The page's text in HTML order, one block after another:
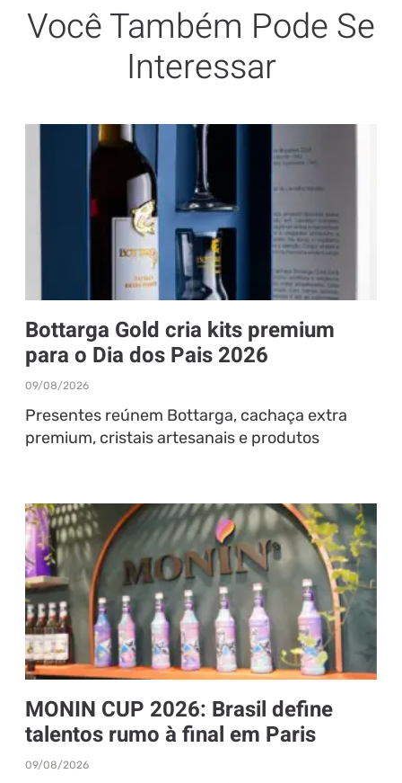
Você Também Pode Se
Interessar
Bottarga Gold cria kits premium
para o Dia dos Pais 2026
09/08/2026
Presentes reúnem Bottarga, cachaça extra
premium, cristais artesanais e produtos
MONIN CUP 2026: Brasil define
talentos rumo à final em Paris
09/08/2026